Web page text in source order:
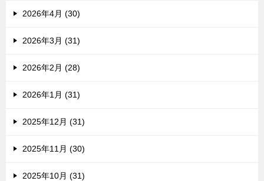
2026年4月 (30)
2026年3月 (31)
2026年2月 (28)
2026年1月 (31)
2025年12月 (31)
2025年11月 (30)
2025年10月 (31)